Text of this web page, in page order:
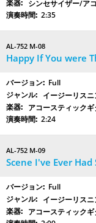
シンセサイザー/ア
2:35
AL-752 M-08
Happy If You were
Full
イージーリス
アコースティック
2:24
AL-752 M-09
Scene I've Ever Had
Full
イージーリス
アコースティック